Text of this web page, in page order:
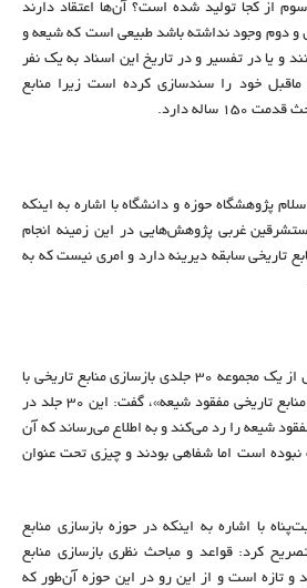
از کجا تولید شده است؟ آن‌ها اعتقاد دارند
و دوم وجود نداشته باشد طبیعی است که شیعه و
یا در تفسیر و در تاریخ این اسناد به یک نفر
خود را سندسازی کرده است زیرا منابع
ساله دارد.
پژوهشگاه حوزه و دانشگاه با اشاره به اینکه
غربی پژوهش‌هایی در این زمینه انجام
تاریخی سابقه دیرینه دارد و امری نیست که به
وی با اشاره به انتشار جلد اول از یک مجموعه ۳۰ جلدی بازسازی منابع تاریخی با
عنوان «مباحث نظری بازسازی منابع تاریخی مفقود شیعه»، گفت: این ۳۰ جلد در
شیعه را رد می‌کند و به اطلاع می‌رساند که آن
است اما شفاهی بودند و چیزی تحت عنوان
با اشاره به اینکه در حوزه بازسازی منابع
کرد: قواعد و مباحث نظری بازسازی منابع
و تازه است و از این رو در این حوزه آن‌طور که